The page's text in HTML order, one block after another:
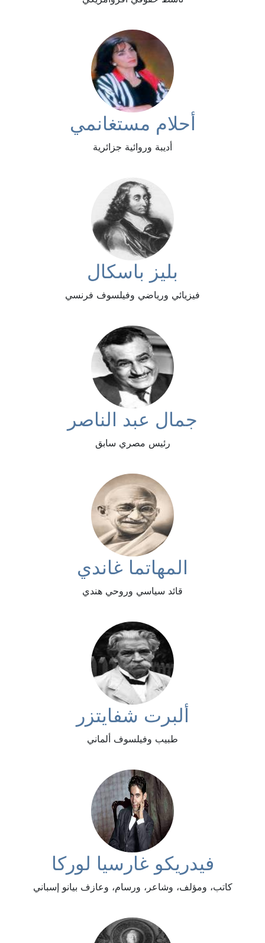
أحلام مستغانمي
أديبة وروائية جزائرية
بليز باسكال
فيزيائي ورياضي وفيلسوف فرنسي
جمال عبد الناصر
رئيس مصري سابق
المهاتما غاندي
قائد سياسي وروحي هندي
ألبرت شفايتزر
طبيب وفيلسوف ألماني
فيدريكو غارسيا لوركا
كاتب، ومؤلف، وشاعر، ورسام، وعازف بيانو إسباني